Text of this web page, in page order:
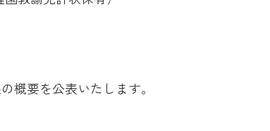
概要を公表いたします。